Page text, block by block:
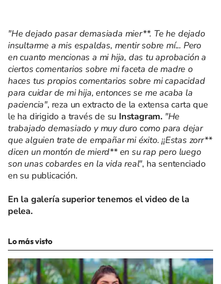
"He dejado pasar demasiada mier**. Te he dejado
insultarme a mis espaldas, mentir sobre mí... Pero
en cuanto mencionas a mi hija, das tu aprobación a
ciertos comentarios sobre mi faceta de madre o
haces tus propios comentarios sobre mi capacidad
para cuidar de mi hija, entonces se me acaba la
paciencia", reza un extracto de la extensa carta que
le ha dirigido a través de su Instagram. "He
trabajado demasiado y muy duro como para dejar
que alguien trate de empañar mi éxito. ¡¡Estas zorr**
dicen un montón de mierd** en su rap pero luego
son unas cobardes en la vida real", ha sentenciado
en su publicación.
En la galería superior tenemos el video de la
pelea.
Lo más visto